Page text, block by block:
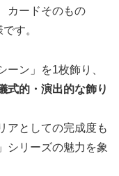
カードそのもの
す。
ーン」を1枚飾り、
式的・演出的な飾り
アとしての完成度も
リーズの魅力を象